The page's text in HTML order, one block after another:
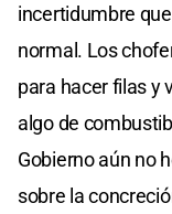
incertidumbre
normal. Los
para hacer filas y
algo de
Gobierno aún no
sobre la